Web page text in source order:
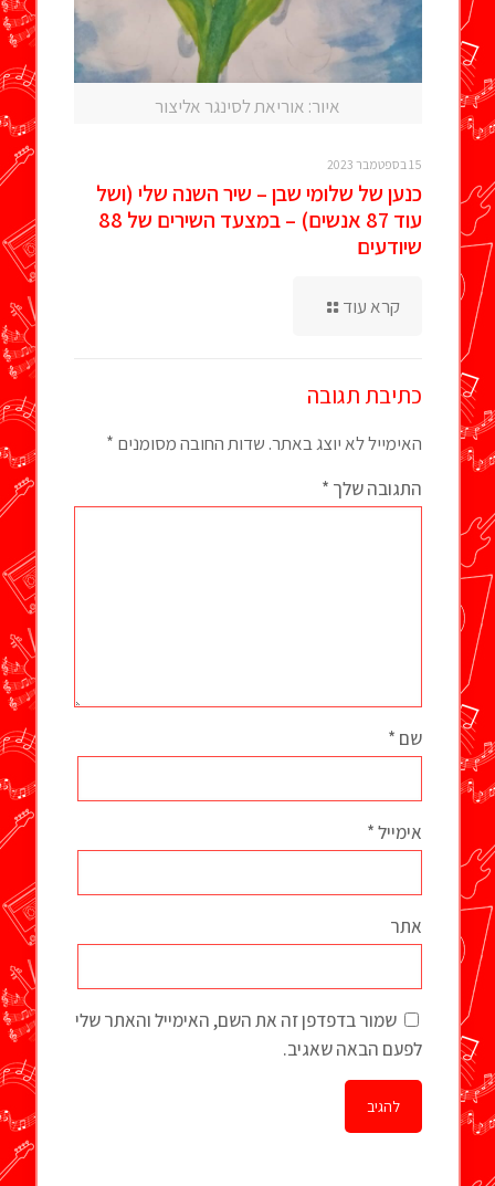
איור: אוריאת לסינגר אליצור
15 בספטמבר 2023
כנען של שלומי שבן – שיר השנה שלי (ושל
עוד 87 אנשים) – במצעד השירים של 88
שיודעים
קרא עוד
כתיבת תגובה
האימייל לא יוצג באתר. שדות החובה מסומנים *
התגובה שלך *
שם *
אימייל*
אתר
שמור בדפדפן זה את השם, האימייל והאתר שלי
לפעם הבאה שאגיב.